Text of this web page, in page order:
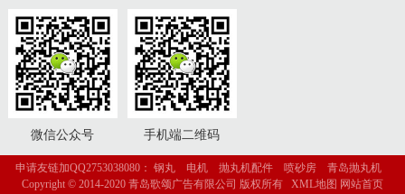
微信公众号 手机端二维码
申请友链加QQ2753038080： 钢丸 电机 抛丸机配件 喷砂房
青岛抛丸机
Copyright © 2014-2020 青岛歌颂广告有限公司 版权所有
XML地图 网站首页